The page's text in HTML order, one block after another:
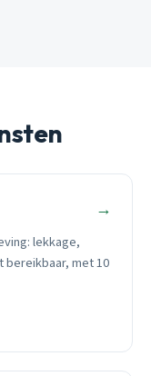
→
lekkage,
bereikbaar, met 10